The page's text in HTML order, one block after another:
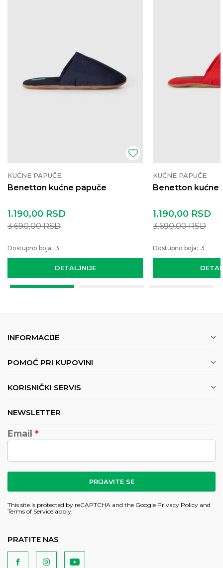
KUĆNE PAPUČE
Benetton kućne papuče
DETALJNIJE
1.190,00 RSD
3.690,00RSD
Dostupno boja: 3
KUĆNE PAPUČE
Benetton kućne
1.190,00 RSD
3.690,00RSD
Dostupno boja: 3
INFORMACIJE
POMOĆ PRI KUPOVINI
KORISNIČKI SERVIS
NEWSLETTER
Email
PRIJAVITE SE
This site is protected by reCAPTCHA and the Google Privacy Policy and
Terms of Service apply.
PRATITE NAS